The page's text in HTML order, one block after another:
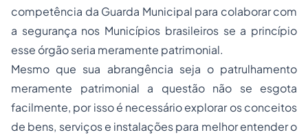
competência da Guarda Municipal para colaborar com
a segurança nos Municípios brasileiros se a princípio
esse órgão seria meramente patrimonial.
Mesmo que sua abrangência seja o patrulhamento
meramente patrimonial a questão não se esgota
facilmente, por isso é necessário explorar os conceitos
de bens, serviços e instalações para melhor entender o